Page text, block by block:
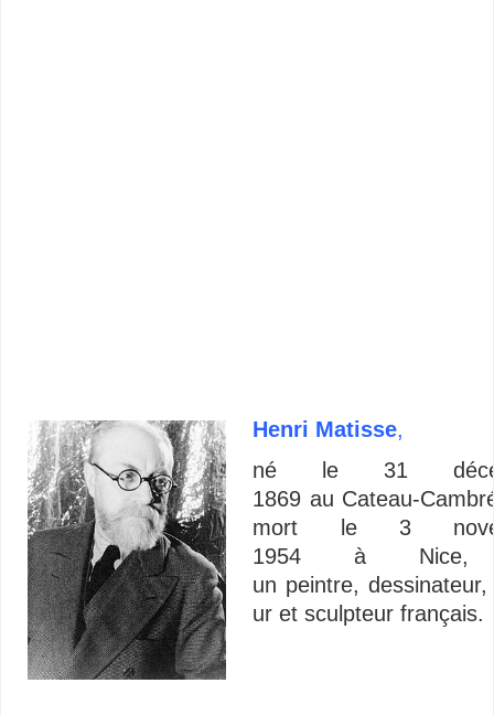
Henri Matisse,
né le 31
1869 au Cateau-
mort le 3
1954 à Nice,
un peintre,
ur et sculpteur français.